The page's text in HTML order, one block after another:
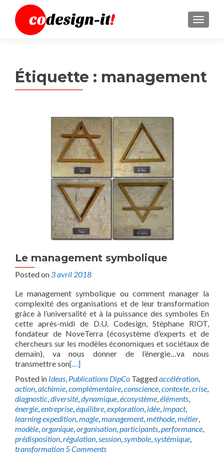
MENU
Étiquette : management
Le management symbolique
Posted on 3 avril 2018
Le management symbolique ou comment manager la
complexité des organisations et de leur transformation
grâce à l’universalité et à la puissance des symboles En
cette après-midi de D.U. Codesign, Stéphane RIOT,
fondateur de NoveTerra (écosystème d’experts et de
chercheurs sur les modèles économiques et sociétaux de
demain), va nous donner de l’énergie…va nous
transmettre son[…]
Posted in Ideas, Publications DipCo Taggedaccélération,
action,alchimie,complémentaire,conscience,contexte,crise,
diagnostic,diversité,dynamique,écosystème,éléments,
énergie,entreprise,équilibre,exploration, idée, impact,
learning expedition,magie,management,méthode,métier,
modèle,organique,organisation,participants,performance,
prédisposition,régulation,session,symbole,systémique,
transformation5 Comments